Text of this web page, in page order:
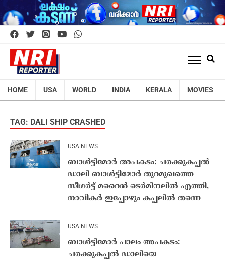
HOME USA WORLD INDIA KERALA MOVIES
TAG: DALI SHIP CRASHED
USA NEWS
ബാൾട്ടിമോർ അപകടം: ചരക്കുകപ്പൽ
ഡാലി ബാൾട്ടിമോർ തുറമുഖത്തെ
സീഗർട്ട് മറൈൻ ടെർമിനലിൽ എത്തി,
നാവികർ ഇപ്പോഴും കപ്പലിൽ തന്നെ
USA NEWS
ബാൾട്ടിമോർ പാലം അപകടം:
ചരക്കുകപ്പൽ ഡാലിയെ